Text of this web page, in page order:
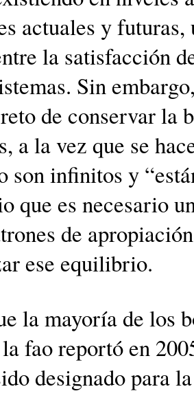
actuales y
la satisfacción
Sin
de conservar la
a la vez que se
son infinitos y
que es necesario
de
ese equilibrio.
la mayoría de los
fao reportó en
designado para